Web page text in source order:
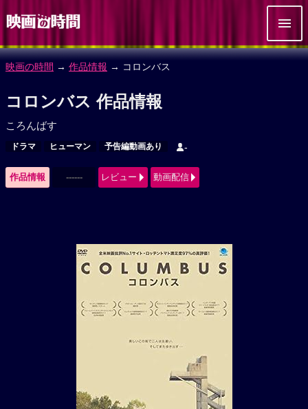
映画の時間 → 作品情報 → コロンバス
コロンバス 作品情報
ころんばす
ドラマ ヒューマン 予告編動画あり -
作品情報 ------ レビュー 動画配信